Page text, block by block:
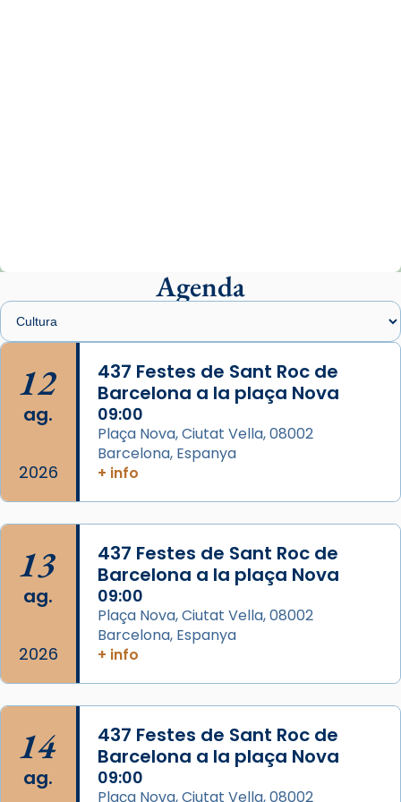
presidit aquest 27 de juliol la missa de Les
Santes de Mataró.
🔗
📸 J. Merino
Photo
View on Facebook · Share
Arquebisbat de Barcelona
2 weeks ago
Aquest dilluns, 27 de juliol, ha tingut lloc la
missa d’acció de gràcies en agraïment al
comitè organitzador de la visita apostòlica
del Sant Pare Lleó XIV a Barcelona, i als
col·laboradors, a la Catedral de Barcelona.
L’arquebisbe de Barcelona, el cardenal Joan
📸 Dr. G. Simón
Photo
Agenda
12
ag.
2026
437 Festes de Sant Roc de
Barcelona a la plaça Nova
09:00
Plaça Nova, Ciutat Vella, 08002
Barcelona, Espanya
+ info
13
ag.
2026
437 Festes de Sant Roc de
Barcelona a la plaça Nova
09:00
Plaça Nova, Ciutat Vella, 08002
Barcelona, Espanya
+ info
14
ag.
437 Festes de Sant Roc de
Barcelona a la plaça Nova
09:00
Plaça Nova, Ciutat Vella, 08002